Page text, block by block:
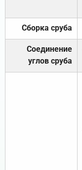
Сборка сруба
Соединение
углов сруба